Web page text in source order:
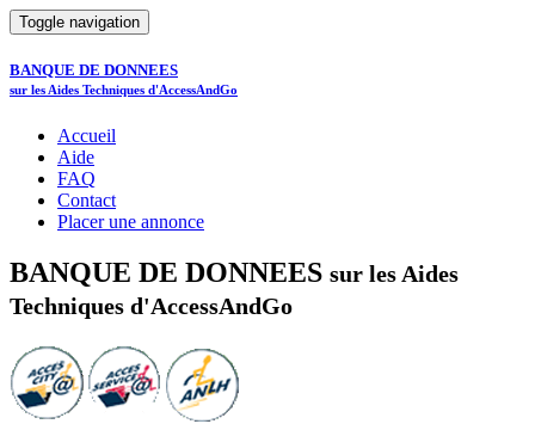
Toggle navigation
BANQUE DE DONNEES
sur les Aides Techniques d'AccessAndGo
Accueil
Aide
FAQ
Contact
Placer une annonce
BANQUE DE DONNEES sur les Aides
Techniques d'AccessAndGo